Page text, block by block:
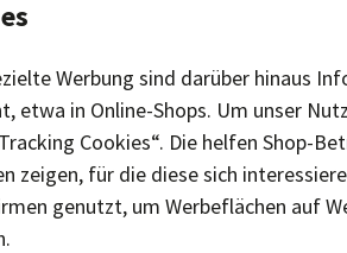
Werbung sind darüber hinaus
etwa in Online-Shops. Um unser
Cookies“. Die helfen Shop-
zeigen, für die diese sich
genutzt, um Werbeflächen auf